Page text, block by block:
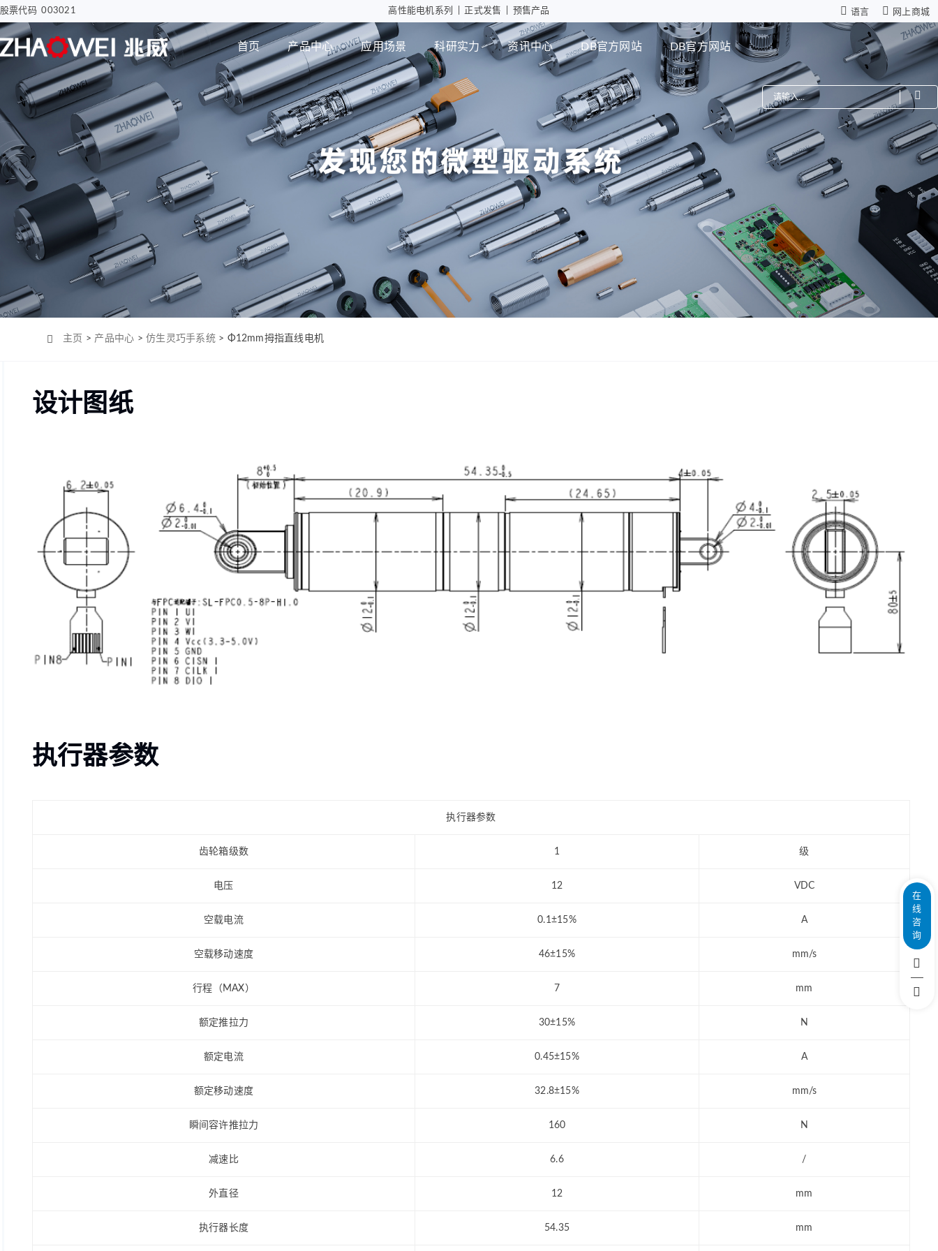
股票代码 003021 高性能电机系列 正式发售 预售产品 语言 网上商城
首页 产品中心
步进电机
电机
拇指并排直线电机
Φ12mm拇指直线电机
Φ12mm掌心直线电
Φ12mm掌心直线电
Φ8mm 编码器
Φ12mm 编码器
Φ22mm 编码器
Φ38mm 编码器
无刷空心杯电机
Φ4mm（MC0408）
Φ6mm（CL0623）
Φ12mm（MC1237）
Φ16mm（MC四极
1625）
Φ19mm（MC1958）
Φ22mm（MC2250）
行星减速箱
PD版本
ZWPD Φ4.3mm系列
ZWPD Φ6mm系列
ZWPD Φ8mm系列
ZWPD Φ10mm系列
ZWPD Φ12mm系列
ZWPD Φ16mm系列
MD版本
ZWMD Φ3.4mm系列
ZWMD Φ4.3mm系列
ZWMD Φ6mm系列
ZWMD Φ8mm系列
ZWMD Φ10mm系列
ZWMD Φ12mm系列
ZWMD Φ38mm系列
行星减速箱（高性能版）
ZWSMD Φ4mm系列
ZWSMD Φ6mm系列
ZWSMD Φ8mm系列
ZWSMD Φ10mm系列
ZWSMD Φ12mm系列
ZWSMD Φ16mm系列
ZWSMD Φ19mm系列
零背隙齿轮箱
电路板
应用场景
智能汽车屏幕解决方案
电子驻车MGU
智能尾门伸缩
骨科手术创面清洗泵
胰岛素注射泵
工业自动化
高性能电机应用
智能消费
摄像头模组
微型瞳距调节驱动系统
机器人
仿生机器人灵巧手
科研实力
研发实力 设计实力 智能制造 检测能力
资讯中心
企业动态 展会活动 行业资讯 常见问题
DB官方网站
公司介绍 可持续发展 DB官方网站
DB官方网站
主页 > 产品中心 >仿生灵巧手系统> Φ12mm拇指直线电机
设计图纸
执行器参数
执行器参数
齿轮箱级数 1 级
电压 12 VDC
空载电流 0.1±15% A
空载移动速度 46±15% mm/s
行程（MAX） 7 mm
额定推拉力 30±15% N
额定电流 0.45±15% A
额定移动速度 32.8±15% mm/s
瞬间容许推拉力 160 N
减速比 6.6 /
外直径 12 mm
执行器长度 54.35 mm
在
线
咨
询